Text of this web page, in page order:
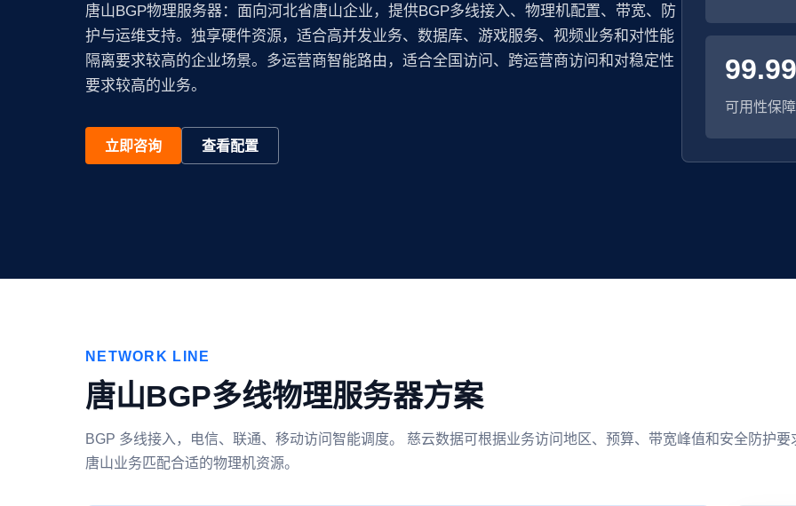
唐山BGP物理服务器：面向河北省唐山企业，提供BGP多线接入、物理机配置、带宽、防
护与运维支持。独享硬件资源，适合高并发业务、数据库、游戏服务、视频业务和对性能
隔离要求较高的企业场景。多运营商智能路由，适合全国访问、跨运营商访问和对稳定性
要求较高的业务。
立即咨询 查看配置
99.99
可用性保障
NETWORK LINE
唐山BGP多线物理服务器方案
BGP 多线接入，电信、联通、移动访问智能调度。 慈云数据可根据业务访问地区、预算、带宽峰值和安全防护要
唐山业务匹配合适的物理机资源。